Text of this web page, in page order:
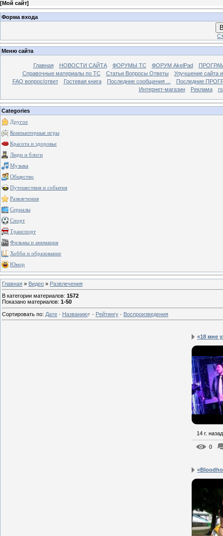
[Мой сайт]
Форма входа
Меню сайта
Главная НОВОСТИ САЙТА ФОРУМЫ TC ФОРУМ AkelPad
Справочные материалы по TС
Статьи Вопросы Ответы
Улучшение сайта
FAQ вопрос/ответ
Гостевая книга Последние сообщения ...
Последние
Интернет-магазин
Реклама
Categories
Другое
Компьютерные игры
Красота и здоровье
Люди и блоги
Музыка
Общество
Путешествия и события
Развлечения
Сериалы
Спорт
Транспорт
Фильмы и анимация
Хобби и образование
Юмор
Главная » Видео » Развлечения
В категории материалов: 1572
Показано материалов: 1-50
Сортировать по: Дате · Названию↑ · Рейтингу · Воспроизведения
«18 мне
14 г. назад
0